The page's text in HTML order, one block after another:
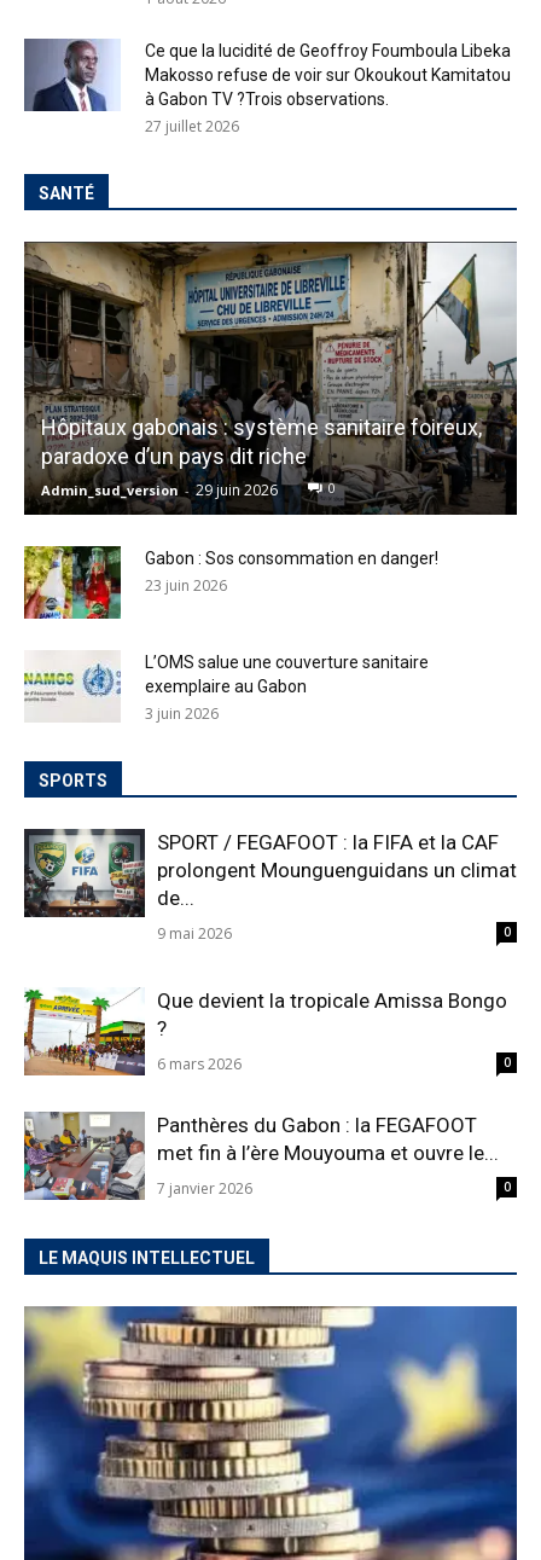
Ce que la lucidité de Geoffroy Foumboula Libeka
Makosso refuse de voir sur Okoukout Kamitatou
à Gabon TV ?Trois observations.
27 juillet 2026
SANTÉ
Hôpitaux gabonais : système sanitaire foireux,
paradoxe d’un pays dit riche
Admin_sud_version - 29 juin 2026 0
Gabon : Sos consommation en danger!
23 juin 2026
L’OMS salue une couverture sanitaire
exemplaire au Gabon
3 juin 2026
SPORTS
SPORT / FEGAFOOT : la FIFA et la CAF
prolongent Mounguenguidans un climat
de...
9 mai 2026 0
Que devient la tropicale Amissa Bongo
?
6 mars 2026 0
Panthères du Gabon : la FEGAFOOT
met fin à l’ère Mouyouma et ouvre le...
7 janvier 2026 0
LE MAQUIS INTELLECTUEL